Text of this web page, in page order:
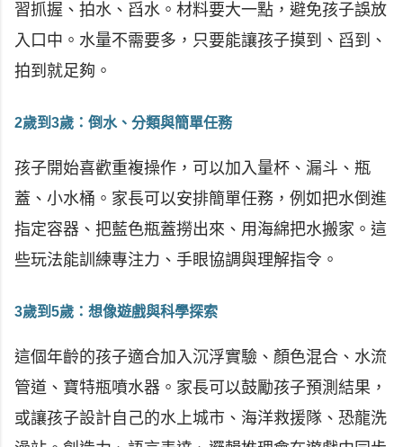
習抓握、拍水、舀水。材料要大一點，避免孩子誤放
入口中。水量不需要多，只要能讓孩子摸到、舀到、
拍到就足夠。
2歲到3歲：倒水、分類與簡單任務
孩子開始喜歡重複操作，可以加入量杯、漏斗、瓶
蓋、小水桶。家長可以安排簡單任務，例如把水倒進
指定容器、把藍色瓶蓋撈出來、用海綿把水搬家。這
些玩法能訓練專注力、手眼協調與理解指令。
3歲到5歲：想像遊戲與科學探索
這個年齡的孩子適合加入沉浮實驗、顏色混合、水流
管道、寶特瓶噴水器。家長可以鼓勵孩子預測結果，
或讓孩子設計自己的水上城市、海洋救援隊、恐龍洗